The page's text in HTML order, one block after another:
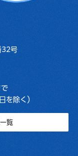
32号
を除く）
覧